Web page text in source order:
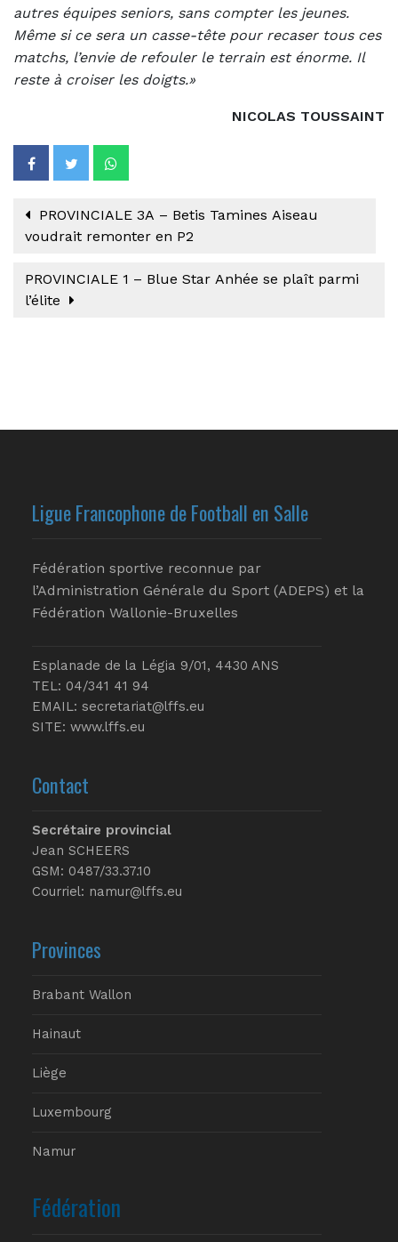
autres équipes seniors, sans compter les jeunes.
Même si ce sera un casse-tête pour recaser tous ces
matchs, l’envie de refouler le terrain est énorme. Il
reste à croiser les doigts.»
NICOLAS TOUSSAINT
PROVINCIALE 3A – Betis Tamines Aiseau
voudrait remonter en P2
PROVINCIALE 1 – Blue Star Anhée se plaît parmi
l’élite
Ligue Francophone de Football en Salle
Fédération sportive reconnue par
l’Administration Générale du Sport (ADEPS) et la
Fédération Wallonie-Bruxelles
Esplanade de la Légia 9/01, 4430 ANS
TEL: 04/341 41 94
EMAIL: secretariat@lffs.eu
SITE: www.lffs.eu
Contact
Secrétaire provincial
Jean SCHEERS
GSM: 0487/33.37.10
Courriel: namur@lffs.eu
Provinces
Brabant Wallon
Hainaut
Liège
Luxembourg
Namur
Fédération